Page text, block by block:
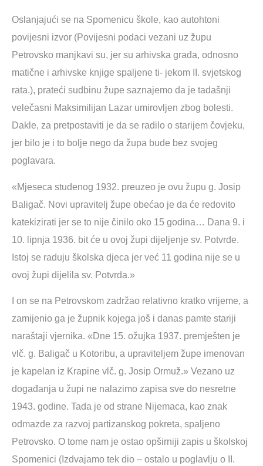
Oslanjajući se na Spomenicu škole, kao autohtoni
povijesni izvor (Povijesni podaci vezani uz župu
Petrovsko manjkavi su, jer su arhivska građa, odnosno
matične i arhivske knjige spaljene ti- jekom II. svjetskog
rata.), prateći sudbinu župe saznajemo da je tadašnji
velečasni Maksimilijan Lazar umirovljen zbog bolesti.
Dakle, za pretpostaviti je da se radilo o starijem čovjeku,
jer bilo je i to bolje nego da župa bude bez svojeg
poglavara.
«Mjeseca studenog 1932. preuzeo je ovu župu g. Josip
Baligač. Novi upravitelj župe obećao je da će redovito
katekizirati jer se to nije činilo oko 15 godina… Dana 9. i
10. lipnja 1936. bit će u ovoj župi dijeljenje sv. Potvrde.
Istoj se raduju školska djeca jer već 11 godina nije se u
ovoj župi dijelila sv. Potvrda.»
I on se na Petrovskom zadržao relativno kratko vrijeme, a
zamijenio ga je župnik kojega još i danas pamte stariji
naraštaji vjernika. «Dne 15. ožujka 1937. premješten je
vlč. g. Baligač u Kotoribu, a upraviteljem župe imenovan
je kapelan iz Krapine vlč. g. Josip Ormuž.» Vezano uz
događanja u župi ne nalazimo zapisa sve do nesretne
1943. godine. Tada je od strane Nijemaca, kao znak
odmazde za razvoj partizanskog pokreta, spaljeno
Petrovsko. O tome nam je ostao opširniji zapis u školskoj
Spomenici (Izdvajamo tek dio – ostalo u poglavlju o II.